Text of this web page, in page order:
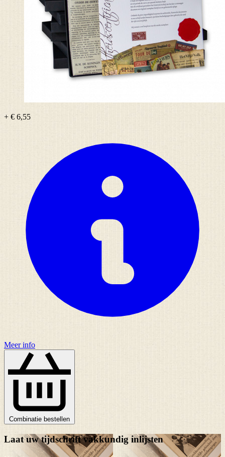
+ € 6,55
Meer info
Combinatie bestellen
Laat uw tijdschrift vakkundig inlijsten